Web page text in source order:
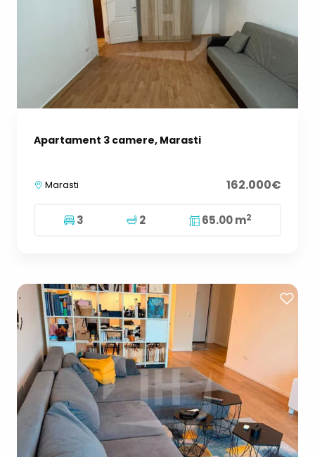
Apartament 3 camere, Marasti
Marasti 162.000€
3 2 65.00 m2